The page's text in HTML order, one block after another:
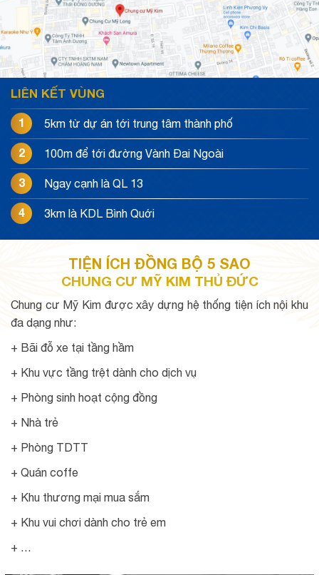
LIÊN KẾT VÙNG
1 5km từ dự án tới trung tâm thành phố
2 100m để tới đường Vành Đai Ngoài
3 Ngay cạnh là QL 13
4 3km là KDL Bình Quới
TIỆN ÍCH ĐỒNG BỘ 5 SAO
CHUNG CƯ MỸ KIM THỦ ĐỨC
Chung cư Mỹ Kim được xây dựng hệ thống tiện ích nội khu
đa dạng như:
+ Bãi đỗ xe tại tầng hầm
+ Khu vực tầng trệt dành cho dịch vụ
+ Phòng sinh hoạt cộng đồng
+ Nhà trẻ
+ Phòng TDTT
+ Quán coffe
+ Khu thương mại mua sắm
+ Khu vui chơi dành cho trẻ em
+ …